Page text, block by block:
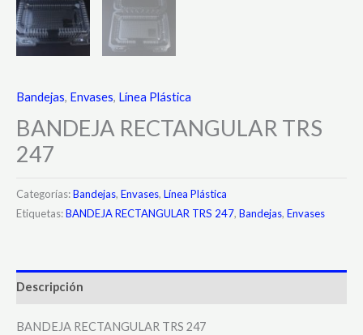
Bandejas, Envases, Línea Plástica
BANDEJA RECTANGULAR TRS
247
Categorías:Bandejas, Envases, Línea Plástica
Etiquetas:BANDEJA RECTANGULAR TRS 247, Bandejas, Envases
Descripción
BANDEJA RECTANGULAR TRS 247